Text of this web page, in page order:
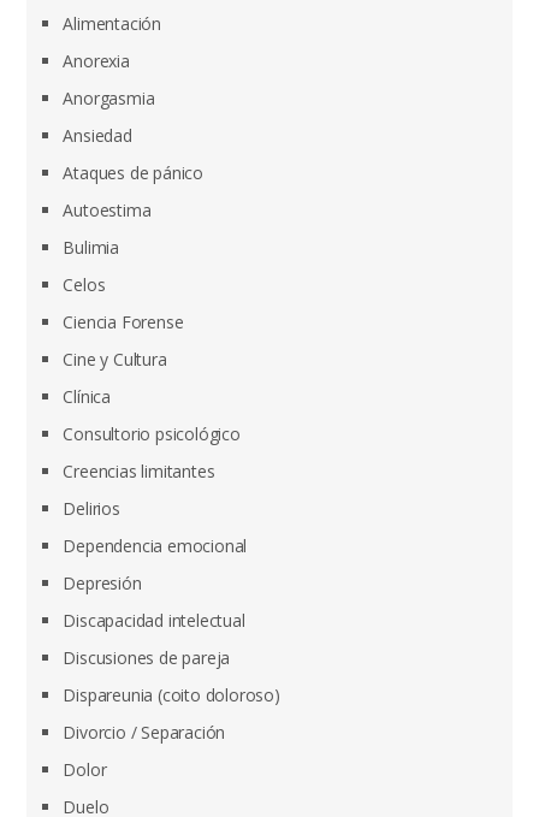
Alimentación
Anorexia
Anorgasmia
Ansiedad
Ataques de pánico
Autoestima
Bulimia
Celos
Ciencia Forense
Cine y Cultura
Clínica
Consultorio psicológico
Creencias limitantes
Delirios
Dependencia emocional
Depresión
Discapacidad intelectual
Discusiones de pareja
Dispareunia (coito doloroso)
Divorcio / Separación
Dolor
Duelo